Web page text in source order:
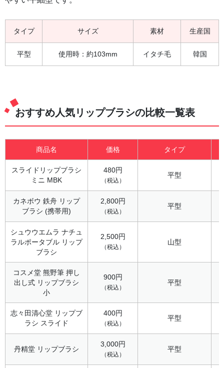
タイプ サイズ 素材 生産国
平型 使用時：約103mm イタチ毛 韓国
おすすめ人気リップブラシの比較一覧表
商品名 価格 タイプ
スライドリップブラシ
ミニ MBK
480円
（税込）
平型
カネボウ 鉄舟 リップ
ブラシ (携帯用)
2,800円
（税込）
平型
シュウウエムラ ナチュ
ラルポータブル リップ
ブラシ
2,500円
（税込）
山型
コスメ堂 熊野筆 押し
出し式 リップブラシ
小
900円
（税込）
平型
志々田清心堂 リップブ
ラシ スライド
400円
（税込）
平型
丹精堂 リップブラシ
3,000円
（税込）
平型